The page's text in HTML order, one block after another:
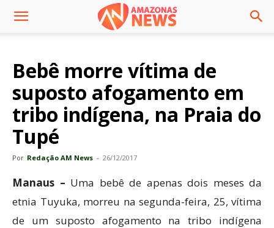
Bebê morre vítima de
suposto afogamento em
tribo indígena, na Praia do
Tupé
Por Redação AM News - 26/12/2017
Manaus – Uma bebê de apenas dois meses da
etnia Tuyuka, morreu na segunda-feira, 25, vítima
de um suposto afogamento na tribo indígena